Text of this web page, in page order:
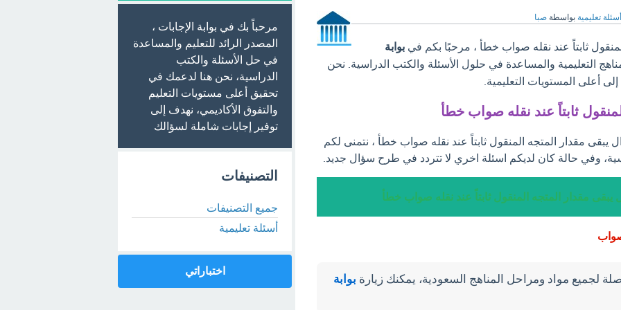
أسئلة تعليمية بواسطة صبا
ثابتاً عند نقله صواب خطأ ، مرحبًا بكم في بوابة
التعليمية والمساعدة في حلول الأسئلة والكتب الدراسية. نحن
أعلى المستويات التعليمية.
ثابتاً عند نقله صواب خطأ
يبقى مقدار المتجه المنقول ثابتاً عند نقله صواب خطأ ، نتمنى لكم
وفي حالة كان لديكم اسئلة اخري لا تتردد في طرح سؤال جديد.
يبقى مقدار المتجه المنقول ثابتاً عند نقله صواب خطأ
لجميع مواد ومراحل المناهج السعودية، يمكنك زيارة بوابة
مرحباً بك في بوابة الإجابات ،
المصدر الرائد للتعليم والمساعدة
في حل الأسئلة والكتب
الدراسية، نحن هنا لدعمك في
تحقيق أعلى مستويات التعليم
والتفوق الأكاديمي، نهدف إلى
توفير إجابات شاملة لسؤالك
التصنيفات
جميع التصنيفات
أسئلة تعليمية
اختباراتي